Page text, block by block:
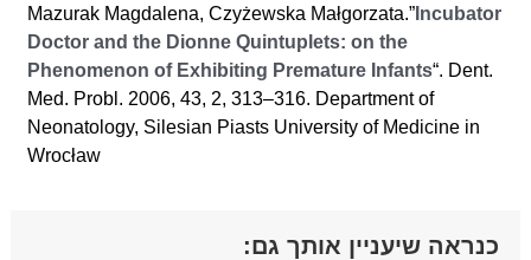
Mazurak Magdalena, Czyżewska Małgorzata.” Incubator
Doctor and the Dionne Quintuplets: on the
Phenomenon of Exhibiting Premature Infants“. Dent.
Med. Probl. 2006, 43, 2, 313–316. Department of
Neonatology, Silesian Piasts University of Medicine in
Wrocław
כנראה שיעניין אותך גם: